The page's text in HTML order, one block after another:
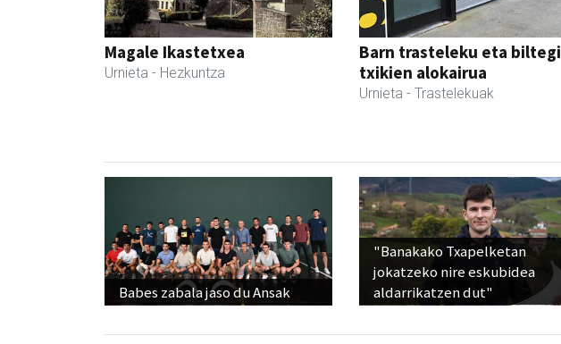
Magale Ikastetxea
Urnieta - Hezkuntza
Barn trasteleku eta biltegi
txikien alokairua
Urnieta - Trastelekuak
Babes zabala jaso du Ansak
"Banakako Txapelketan
jokatzeko nire eskubidea
aldarrikatzen dut"